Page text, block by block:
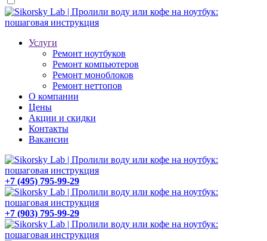
Услуги
Ремонт ноутбуков
Ремонт компьютеров
Ремонт моноблоков
Ремонт неттопов
О компании
Цены
Акции и скидки
Контакты
Вакансии
+7 (495) 795-99-29
+7 (903) 795-99-29